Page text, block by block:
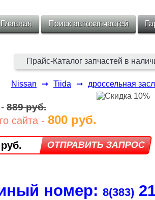
Главная Поиск автозапчастей
Прайс-Каталог запчастей в
Nissan ➞ Tiida ➞ дроссельная
889 руб.
сайта - 800 руб.
номер: 8(383)